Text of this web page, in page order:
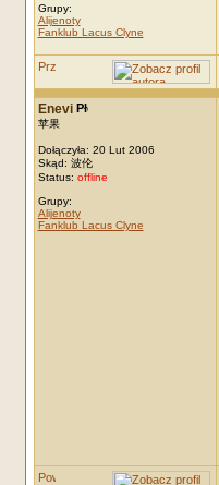
Grupy:
Alijenoty
Fanklub Lacus Clyne
Enevi
苹果
Dołączyła: 20 Lut 2006
Skąd: 波伦
Status: offline
Grupy:
Alijenoty
Fanklub Lacus Clyne